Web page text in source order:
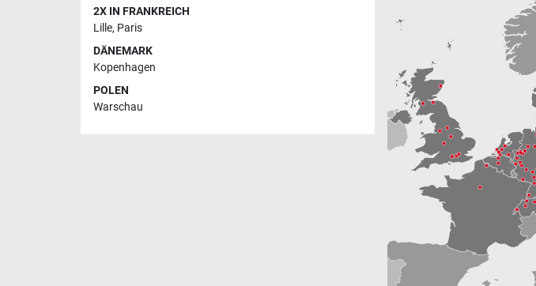
2X IN FRANKREICH
Lille, Paris
DÄNEMARK
Kopenhagen
POLEN
Warschau